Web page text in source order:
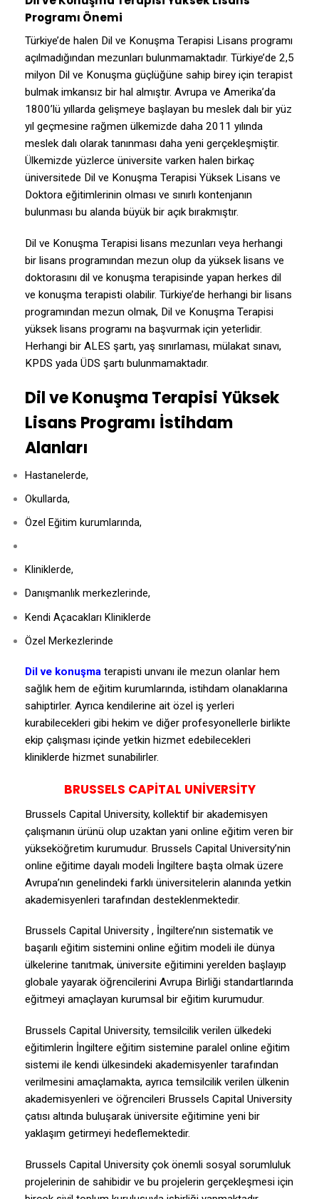
Programı Önemi
Türkiye’de halen Dil ve Konuşma Terapisi Lisans programı
açılmadığından mezunları bulunmamaktadır. Türkiye’de 2,5
milyon Dil ve Konuşma güçlüğüne sahip birey için terapist
bulmak imkansız bir hal almıştır. Avrupa ve Amerika’da
1800’lü yıllarda gelişmeye başlayan bu meslek dalı bir yüz
yıl geçmesine rağmen ülkemizde daha 2011 yılında
meslek dalı olarak tanınması daha yeni gerçekleşmiştir.
Ülkemizde yüzlerce üniversite varken halen birkaç
üniversitede Dil ve Konuşma Terapisi Yüksek Lisans ve
Doktora eğitimlerinin olması ve sınırlı kontenjanın
bulunması bu alanda büyük bir açık bırakmıştır.
Dil ve Konuşma Terapisi lisans mezunları veya herhangi
bir lisans programından mezun olup da yüksek lisans ve
doktorasını dil ve konuşma terapisinde yapan herkes dil
ve konuşma terapisti olabilir. Türkiye’de herhangi bir lisans
programından mezun olmak, Dil ve Konuşma Terapisi
yüksek lisans programı na başvurmak için yeterlidir.
Herhangi bir ALES şartı, yaş sınırlaması, mülakat sınavı,
KPDS yada ÜDS şartı bulunmamaktadır.
Dil ve Konuşma Terapisi Yüksek
Lisans Programı İstihdam
Alanları
Hastanelerde,
Okullarda,
Özel Eğitim kurumlarında,
Kliniklerde,
Danışmanlık merkezlerinde,
Kendi Açacakları Kliniklerde
Özel Merkezlerinde
Dil ve konuşma terapisti unvanı ile mezun olanlar hem
sağlık hem de eğitim kurumlarında, istihdam olanaklarına
sahiptirler. Ayrıca kendilerine ait özel iş yerleri
kurabilecekleri gibi hekim ve diğer profesyonellerle birlikte
ekip çalışması içinde yetkin hizmet edebilecekleri
kliniklerde hizmet sunabilirler.
BRUSSELS CAPİTAL UNİVERSİTY
Brussels Capital University, kollektif bir akademisyen
çalışmanın ürünü olup uzaktan yani online eğitim veren bir
yükseköğretim kurumudur. Brussels Capital University’nin
online eğitime dayalı modeli İngiltere başta olmak üzere
Avrupa’nın genelindeki farklı üniversitelerin alanında yetkin
akademisyenleri tarafından desteklenmektedir.
Brussels Capital University , İngiltere’nın sistematik ve
başarılı eğitim sistemini online eğitim modeli ile dünya
ülkelerine tanıtmak, üniversite eğitimini yerelden başlayıp
globale yayarak öğrencilerini Avrupa Birliği standartlarında
eğitmeyi amaçlayan kurumsal bir eğitim kurumudur.
Brussels Capital University, temsilcilik verilen ülkedeki
eğitimlerin İngiltere eğitim sistemine paralel online eğitim
sistemi ile kendi ülkesindeki akademisyenler tarafından
verilmesini amaçlamakta, ayrıca temsilcilik verilen ülkenin
akademisyenleri ve öğrencileri Brussels Capital University
çatısı altında buluşarak üniversite eğitimine yeni bir
yaklaşım getirmeyi hedeflemektedir.
Brussels Capital University çok önemli sosyal sorumluluk
projelerinin de sahibidir ve bu projelerin gerçekleşmesi için